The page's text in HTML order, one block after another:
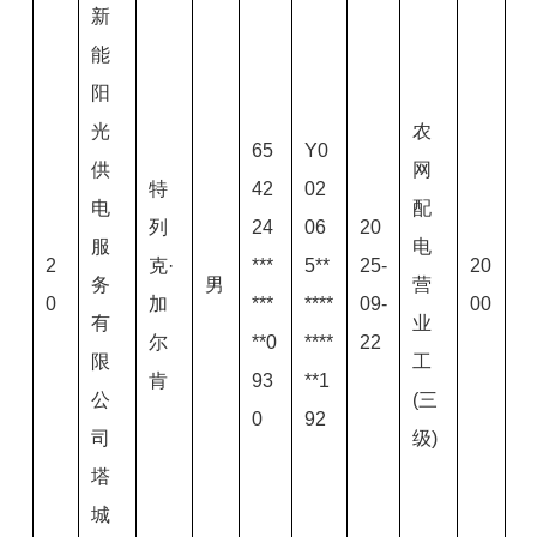
2
0
新
能
阳
光
供
电
服
务
有
限
公
司
塔
城
特
列
克·
加
尔
肯
男
65
42
24
***
***
**0
93
0
Y0
02
06
5**
****
****
**1
92
20
25-
09-
22
农
网
配
电
营
业
工
(三
级)
20
00